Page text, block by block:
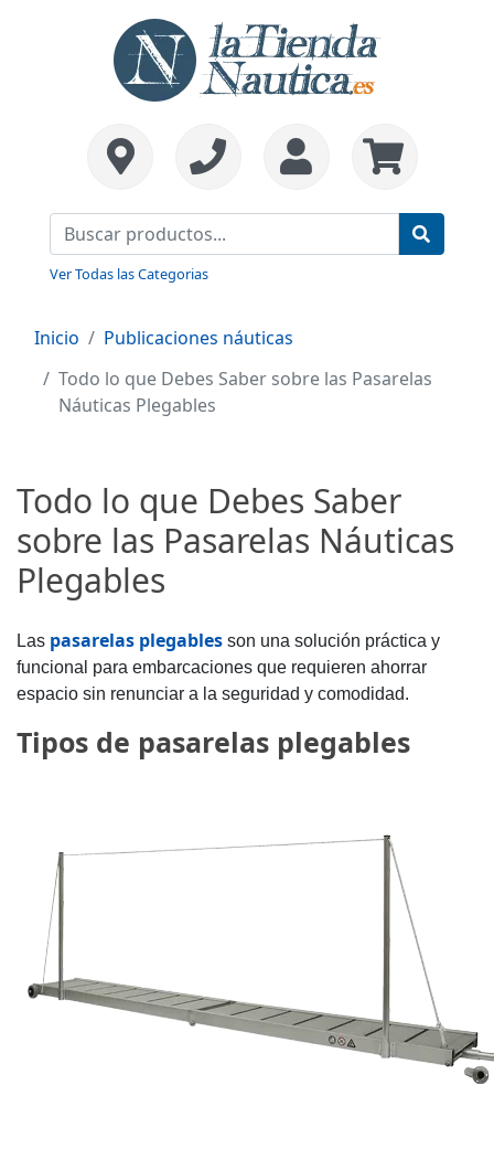
Ver Todas las Categorias
Inicio
Publicaciones náuticas
Todo lo que Debes Saber sobre las Pasarelas
Náuticas Plegables
Todo lo que Debes Saber
sobre las Pasarelas Náuticas
Plegables
Las pasarelas plegables son una solución práctica y
funcional para embarcaciones que requieren ahorrar
espacio sin renunciar a la seguridad y comodidad.
Tipos de pasarelas plegables